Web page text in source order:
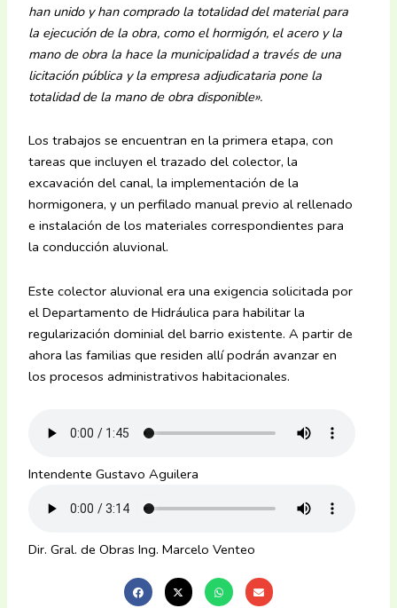
han unido y han comprado la totalidad del material para
la ejecución de la obra, como el hormigón, el acero y la
mano de obra la hace la municipalidad a través de una
licitación pública y la empresa adjudicataria pone la
totalidad de la mano de obra disponible».
Los trabajos se encuentran en la primera etapa, con
tareas que incluyen el trazado del colector, la
excavación del canal, la implementación de la
hormigonera, y un perfilado manual previo al rellenado
e instalación de los materiales correspondientes para
la conducción aluvional.
Este colector aluvional era una exigencia solicitada por
el Departamento de Hidráulica para habilitar la
regularización dominial del barrio existente. A partir de
ahora las familias que residen allí podrán avanzar en
los procesos administrativos habitacionales.
Intendente Gustavo Aguilera
Dir. Gral. de Obras Ing. Marcelo Venteo